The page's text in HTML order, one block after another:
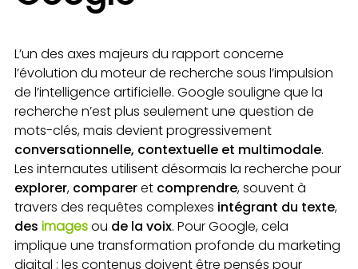
L’un des axes majeurs du rapport concerne
l’évolution du moteur de recherche sous l’impulsion
de l’intelligence artificielle. Google souligne que la
recherche n’est plus seulement une question de
mots-clés, mais devient progressivement
conversationnelle, contextuelle et multimodale.
Les internautes utilisent désormais la recherche pour
explorer, compareret comprendre, souvent à
travers des requêtes complexes intégrant du texte,
des imagesou de la voix. Pour Google, cela
implique une transformation profonde du marketing
digital : les contenus doivent être pensés pour